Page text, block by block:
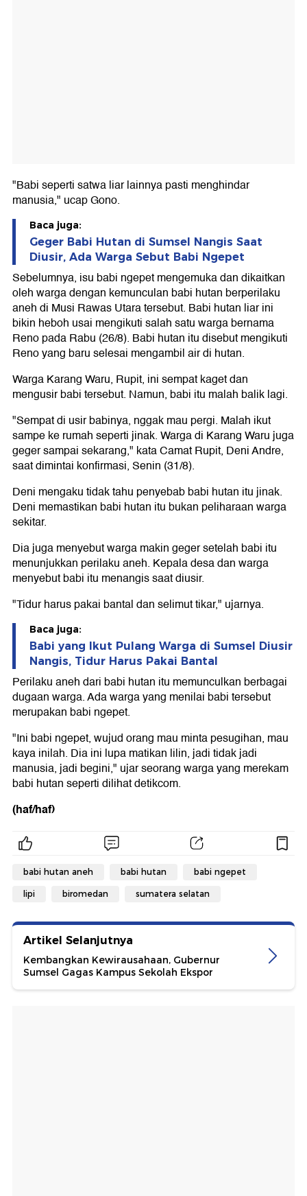
"Babi seperti satwa liar lainnya pasti menghindar
manusia," ucap Gono.
Baca juga:
Geger Babi Hutan di Sumsel Nangis Saat
Diusir, Ada Warga Sebut Babi Ngepet
Sebelumnya, isu babi ngepet mengemuka dan dikaitkan
oleh warga dengan kemunculan babi hutan berperilaku
aneh di Musi Rawas Utara tersebut. Babi hutan liar ini
bikin heboh usai mengikuti salah satu warga bernama
Reno pada Rabu (26/8). Babi hutan itu disebut mengikuti
Reno yang baru selesai mengambil air di hutan.
Warga Karang Waru, Rupit, ini sempat kaget dan
mengusir babi tersebut. Namun, babi itu malah balik lagi.
"Sempat di usir babinya, nggak mau pergi. Malah ikut
sampe ke rumah seperti jinak. Warga di Karang Waru juga
geger sampai sekarang," kata Camat Rupit, Deni Andre,
saat dimintai konfirmasi, Senin (31/8).
Deni mengaku tidak tahu penyebab babi hutan itu jinak.
Deni memastikan babi hutan itu bukan peliharaan warga
sekitar.
Dia juga menyebut warga makin geger setelah babi itu
menunjukkan perilaku aneh. Kepala desa dan warga
menyebut babi itu menangis saat diusir.
"Tidur harus pakai bantal dan selimut tikar," ujarnya.
Baca juga:
Babi yang Ikut Pulang Warga di Sumsel Diusir
Nangis, Tidur Harus Pakai Bantal
Perilaku aneh dari babi hutan itu memunculkan berbagai
dugaan warga. Ada warga yang menilai babi tersebut
merupakan babi ngepet.
"Ini babi ngepet, wujud orang mau minta pesugihan, mau
kaya inilah. Dia ini lupa matikan lilin, jadi tidak jadi
manusia, jadi begini," ujar seorang warga yang merekam
babi hutan seperti dilihat detikcom.
(haf/haf)
babi hutan aneh babi hutan babi ngepet
lipi biromedan sumatera selatan
Artikel Selanjutnya
Kembangkan Kewirausahaan, Gubernur
Sumsel Gagas Kampus Sekolah Ekspor